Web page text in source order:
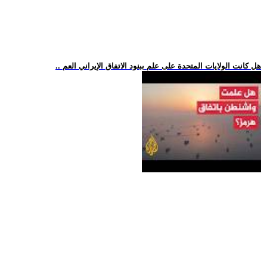
.. هل كانت الولايات المتحدة على علم ببنود الاتفاق الإيراني العم